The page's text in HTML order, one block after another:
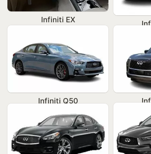
Infiniti EX
Infiniti Q50